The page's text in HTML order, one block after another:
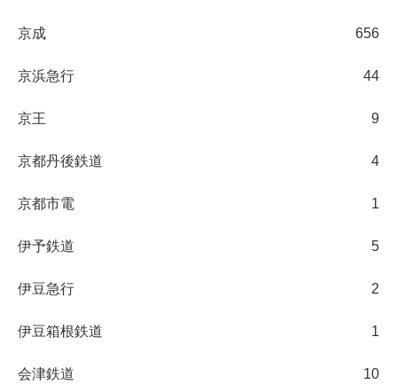
京成 656
京浜急行 44
京王 9
京都丹後鉄道 4
京都市電 1
伊予鉄道 5
伊豆急行 2
伊豆箱根鉄道 1
会津鉄道 10